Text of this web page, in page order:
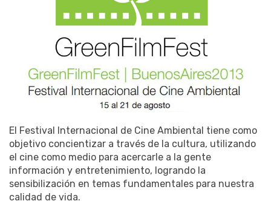
El Festival Internacional de Cine Ambiental tiene como
objetivo concientizar a través de la cultura, utilizando
el cine como medio para acercarle a la gente
información y entretenimiento, logrando la
sensibilización en temas fundamentales para nuestra
calidad de vida.